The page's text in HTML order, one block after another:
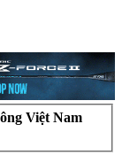
Việt Nam